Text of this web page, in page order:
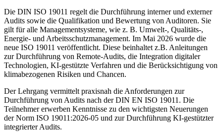
Die DIN ISO 19011 regelt die Durchführung interner und externer
Audits sowie die Qualifikation und Bewertung von Auditoren. Sie
gilt für alle Managementsysteme, wie z. B. Umwelt-, Qualitäts-,
Energie- und Arbeitsschutzmanagement. Im Mai 2026 wurde die
neue ISO 19011 veröffentlicht. Diese beinhaltet z.B. Anleitungen
zur Durchführung von Remote-Audits, die Integration digitaler
Technologien, KI-gestützte Verfahren und die Berücksichtigung von
klimabezogenen Risiken und Chancen.
Der Lehrgang vermittelt praxisnah die Anforderungen zur
Durchführung von Audits nach der DIN EN ISO 19011. Die
Teilnehmer erwerben Kenntnisse zu den wichtigsten Neuerungen
der Norm ISO 19011:2026-05 und zur Durchführung KI-gestützter
integrierter Audits.